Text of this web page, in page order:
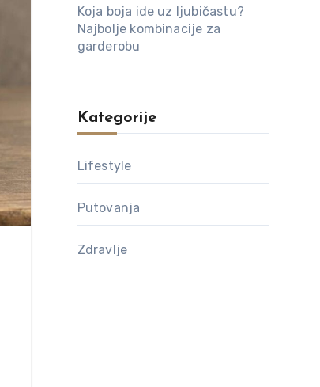
Koja boja ide uz ljubičastu?
Najbolje kombinacije za
garderobu
Kategorije
Lifestyle
Putovanja
Zdravlje